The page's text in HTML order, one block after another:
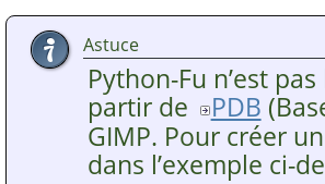
Astuce
Python-Fu n’est
partir de
PDB
GIMP. Pour créer
dans l’exemple ci-